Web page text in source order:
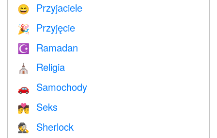
😄 Przyjaciele
🎉 Przyjęcie
☪️ Ramadan
⛪️ Religia
🚗 Samochody
💏 Seks
🕵️ Sherlock